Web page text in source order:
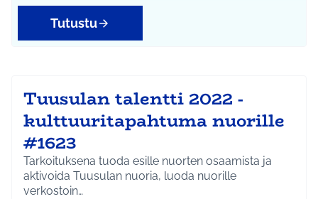
Tutustu
Tuusulan talentti 2022 -
kulttuuritapahtuma nuorille
#1623
Tarkoituksena tuoda esille nuorten osaamista ja
aktivoida Tuusulan nuoria, luoda nuorille
verkostoin…